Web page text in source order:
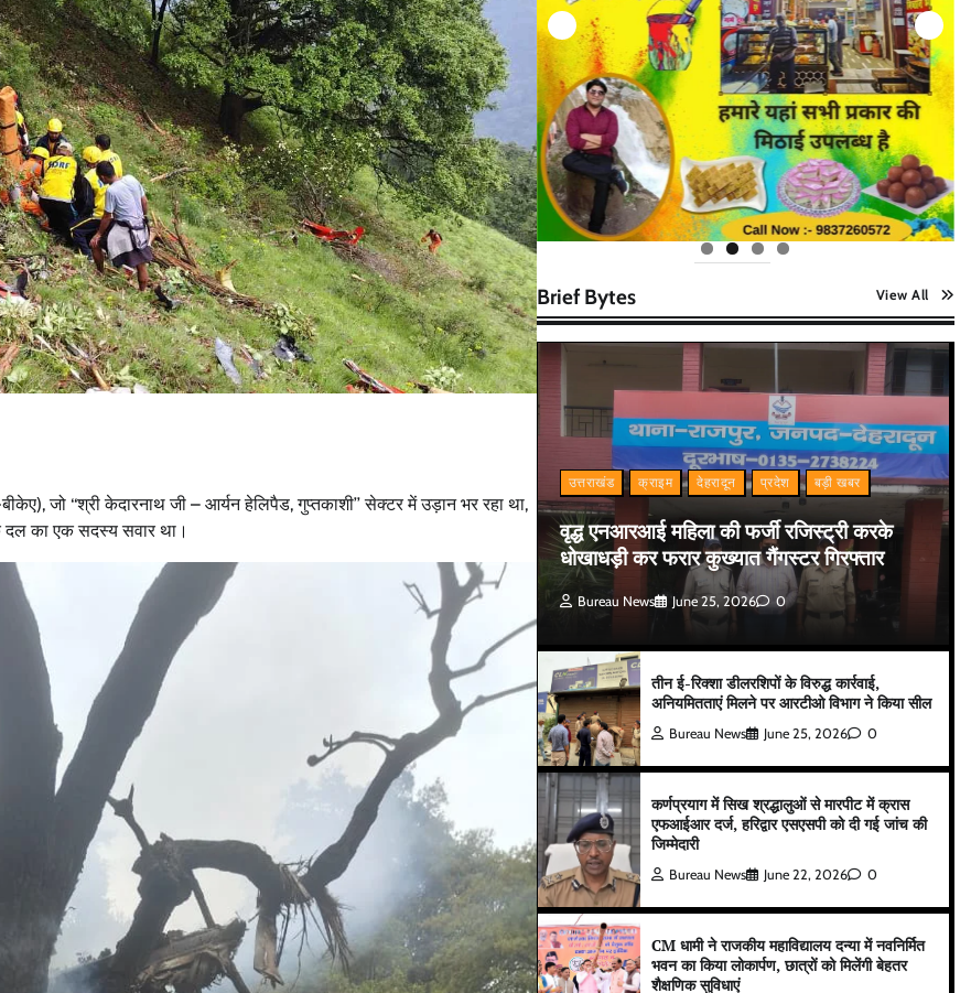
जो ‘‘श्री केदारनाथ जी – आर्यन हेलि‍पैड, गुप्तकाशी’’ सेक्टर में उड़ान भर रहा था,
दल का एक सदस्य सवार था।
Brief Bytes View All
उत्तराखंड क्राइम देहरादून प्रदेश बड़ी खबर
वृद्ध एनआरआई महिला की फर्जी रजिस्ट्री करके
धोखाधड़ी कर फरार कुख्यात गैंगस्टर गिरफ्तार
Bureau News June 25, 2026 0
तीन ई-रिक्शा डीलरशिपों के विरुद्ध कार्रवाई,
अनियमितताएं मिलने पर आरटीओ विभाग ने किया सील
Bureau News June 25, 2026 0
कर्णप्रयाग में सिख श्रद्धालुओं से मारपीट में क्रास
एफआईआर दर्ज, हरिद्वार एसएसपी को दी गई जांच की
जिम्मेदारी
Bureau News June 22, 2026 0
CM धामी ने राजकीय महाविद्यालय दन्या में नवनिर्मित
भवन का किया लोकार्पण, छात्रों को मिलेंगी बेहतर
शैक्षणिक सुविधाएं